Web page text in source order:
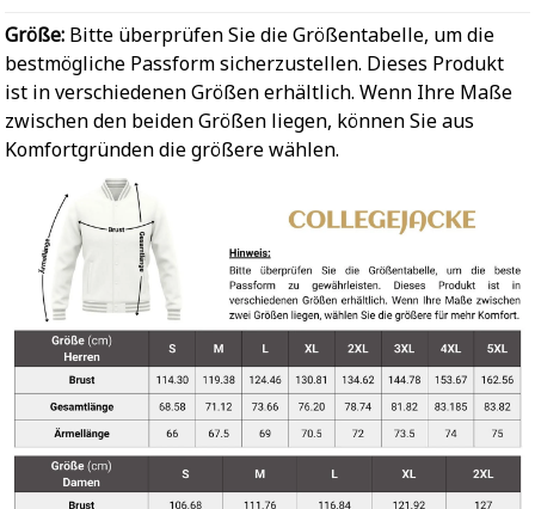
Größe: Bitte überprüfen Sie die Größentabelle, um die
bestmögliche Passform sicherzustellen. Dieses Produkt
ist in verschiedenen Größen erhältlich. Wenn Ihre Maße
zwischen den beiden Größen liegen, können Sie aus
Komfortgründen die größere wählen.